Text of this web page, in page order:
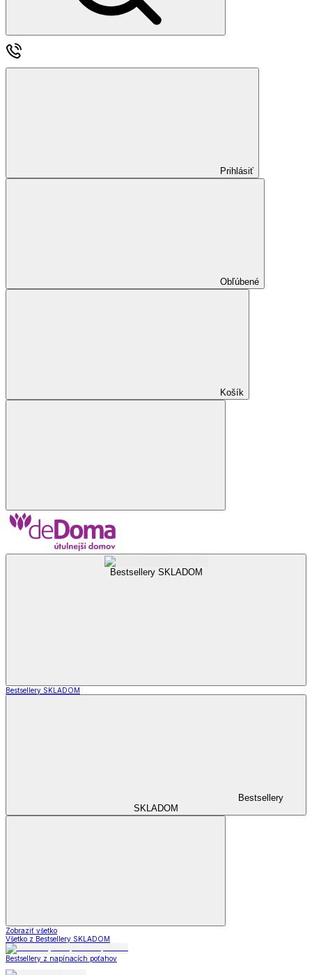
Prihlásiť
Obľúbené
Košík
Bestsellery SKLADOM
Bestsellery SKLADOM
Bestsellery
SKLADOM
Zobraziť všetko
Všetko z Bestsellery SKLADOM
Bestsellery z napínacích poťahov